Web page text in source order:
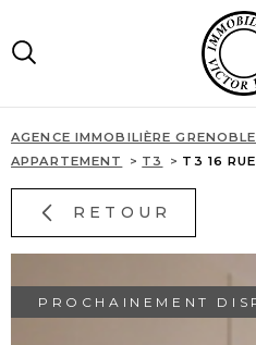
menu
contenu
AGENCE IMMOBILIÈRE GRENOBLE
APPARTEMENT
T3 T3 16
RETOUR
PROCHAINEMENT